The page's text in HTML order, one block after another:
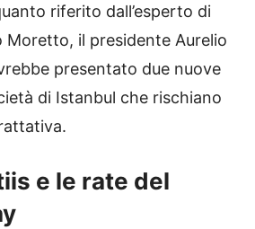
riferito dall’esperto di
il presidente Aurelio
presentato due nuove
di Istanbul che rischiano
e le rate del